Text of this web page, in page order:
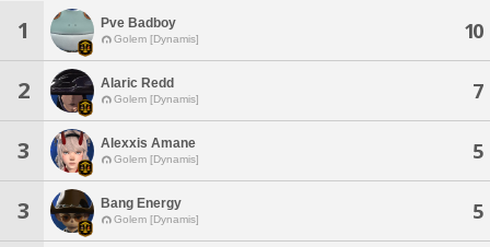
1 Pve Badboy
Golem [Dynamis] 10
2 Alaric Redd
Golem [Dynamis] 7
3 Alexxis Amane
Golem [Dynamis] 5
3 Bang Energy
Golem [Dynamis] 5